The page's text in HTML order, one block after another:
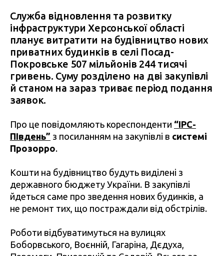
Служба відновлення та розвитку
інфраструктури Херсонської області
планує витратити на будівництво нових
приватних будинків в селі Посад-
Покровське 507 мільйонів 244 тисячі
гривень. Суму розділено на дві закупівлі
й станом на зараз триває період подання
заявок.
Про це повідомляють кореспонденти “IPC-
ПІвдень” з посиланням на закупівлі в системі
Прозорро.
Кошти на будівництво будуть виділені з
державного бюджету України. В закупівлі
йдеться саме про зведення нових будинків, а
не ремонт тих, що постраждали від обстрілів.
Роботи відбуватимуться на вулицях
Боборвського, Воєнній, Гагаріна, Дєдуха,